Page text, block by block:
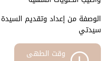
الوصفة من إعداد وتقديم
سيدتي
وقت الطهى